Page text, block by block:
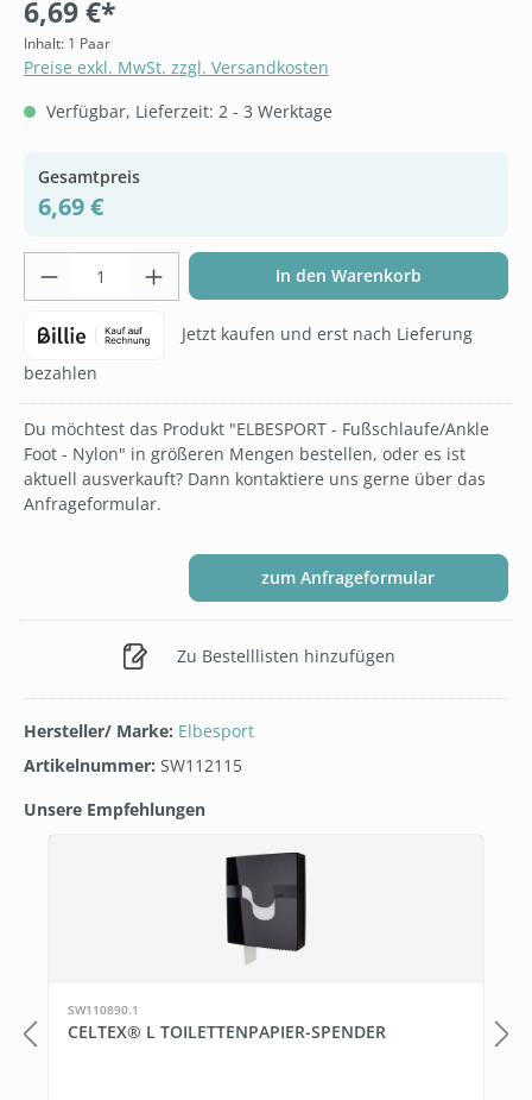
6,69 €*
Inhalt: 1 Paar
Preise exkl. MwSt. zzgl. Versandkosten
Verfügbar, Lieferzeit: 2 - 3 Werktage
Gesamtpreis
6,69 €
Produkt Anzahl: Gib den gewünschten
In den Warenkorb
Jetzt kaufen und erst nach Lieferung
bezahlen
Du möchtest das Produkt "ELBESPORT - Fußschlaufe/Ankle
Foot - Nylon" in größeren Mengen bestellen, oder es ist
aktuell ausverkauft? Dann kontaktiere uns gerne über das
Anfrageformular.
zum Anfrageformular
Zu Bestelllisten hinzufügen
Hersteller/ Marke: Elbesport
Artikelnummer: SW112115
Unsere Empfehlungen
SW110890.1
CELTEX® L TOILETTENPAPIER-SPENDER